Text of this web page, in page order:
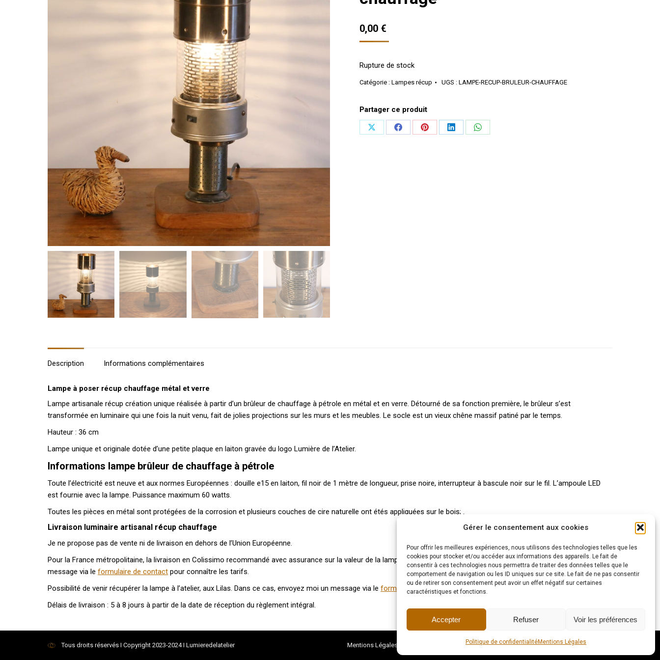
Gérer le consentement aux cookies
Pour offrir les meilleures expériences, nous utilisons des technologies telles que les
cookies pour stocker et/ou accéder aux informations des appareils. Le fait de
consentir à ces technologies nous permettra de traiter des données telles que le
comportement de navigation ou les ID uniques sur ce site. Le fait de ne pas consentir
ou de retirer son consentement peut avoir un effet négatif sur certaines
caractéristiques et fonctions.
Accepter Refuser Voir les préférences
Politique de confidentialitéMentions Légales
0,00 €
Rupture de stock
Catégorie : Lampes récup UGS : LAMPE-RECUP-BRULEUR-CHAUFFAGE
Partager ce produit
PartagerPartagerPartagerPartagerPartager
Description Informations complémentaires
Lampe à poser récup chauffage métal et verre
Lampe artisanale récup création unique réalisée à partir d’un brûleur de chauffage à pétrole en métal et en verre. Détourné de sa fonction première, le brûleur s’est
transformée en luminaire qui une fois la nuit venu, fait de jolies projections sur les murs et les meubles. Le socle est un vieux chêne massif patiné par le temps.
Hauteur : 36 cm
Lampe unique et originale dotée d’une petite plaque en laiton gravée du logo Lumière de l’Atelier.
Informations lampe brûleur de chauffage à pétrole
Toute l’électricité est neuve et aux normes Européennes : douille e15 en laiton, fil noir de 1 mètre de longueur, prise noire, interrupteur à bascule noir sur le fil. L’ampoule LED
est fournie avec la lampe. Puissance maximum 60 watts.
Toutes les pièces en métal sont protégées de la corrosion et plusieurs couches de cire naturelle ont étés appliquées sur le bois; .
Livraison luminaire artisanal récup chauffage
Je ne propose pas de vente ni de livraison en dehors de l’Union Européenne.
Pour la France métropolitaine, la livraison en Colissimo recommandé avec assurance sur la valeur de la lampe est gratuite. Pour les autres destinations, envoyez moi un
message via le formulaire de contact pour connaître les tarifs.
Possibilité de venir récupérer la lampe à l’atelier, aux Lilas. Dans ce cas, envoyez moi un message via le formulaire de contactafin de convenir ensemble d’un rendez-vous.
Délais de livraison : 5 à 8 jours à partir de la date de réception du règlement intégral.
Tous droits réservés I Copyright 2023-2024 I Lumieredelatelier Mentions Légales Conditions générales de ventes Politique de confidentialité